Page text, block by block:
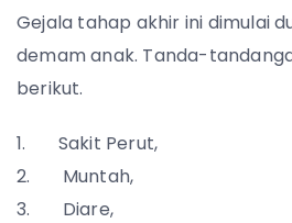
Gejala tahap akhir ini dimulai
demam anak. Tanda-
berikut.
Sakit Perut,
Muntah,
Diare,